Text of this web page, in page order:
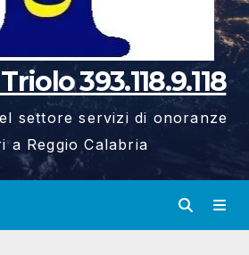
393.118.9.118
settore servizi di onoranze
a Reggio Calabria